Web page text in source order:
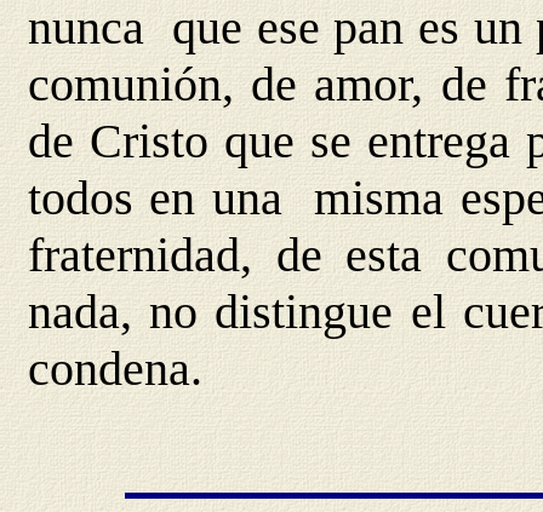
nunca que ese pan es un
comunión, de amor, de
de Cristo que se entrega
todos en una misma
fraternidad, de esta
nada, no distingue el
condena.